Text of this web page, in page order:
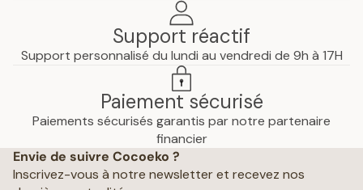
Support réactif
Support personnalisé du lundi au vendredi de 9h à 17H
Paiement sécurisé
Paiements sécurisés garantis par notre partenaire
financier
Envie de suivre Cocoeko ?
Inscrivez-vous à notre newsletter et recevez nos
Mentions légales
Conditions générales de vente